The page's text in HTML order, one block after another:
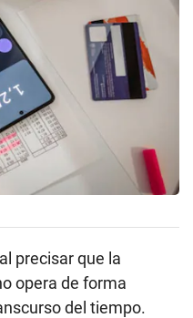
precisar que la
opera de forma
del tiempo.